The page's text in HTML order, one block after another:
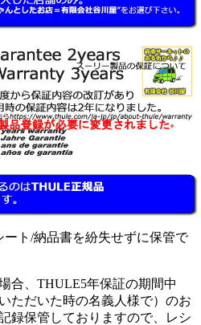
ト/納品書を紛失せずに保管で
合、THULE5年保証の期間中
ただいた時の名義人様で）のお
録保管しておりますので、レシ